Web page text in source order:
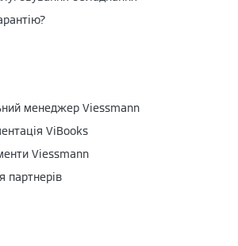
менеджер Viessmann
ViBooks
Viessmann
партнерів